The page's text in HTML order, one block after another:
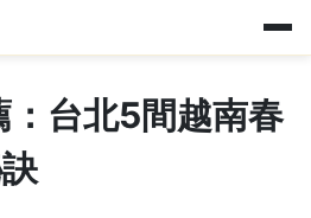
：台北5間越南春